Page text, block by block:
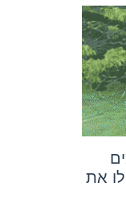
9 פעמים
את